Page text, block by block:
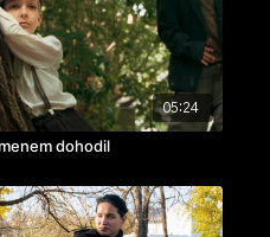
05:24
dohodil